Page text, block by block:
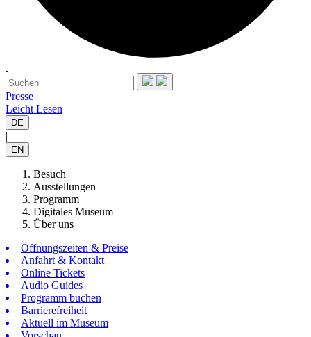
Presse
Leicht Lesen
DE
|
EN
Besuch
Ausstellungen
Programm
Digitales Museum
Über uns
Öffnungszeiten & Preise
Anfahrt & Kontakt
Online Tickets
Audio Guides
Programm buchen
Barrierefreiheit
Aktuell im Museum